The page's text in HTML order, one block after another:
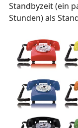
Standbyzeit (ein
Stunden) als